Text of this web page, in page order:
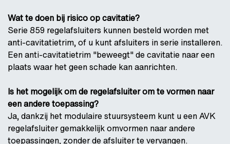
Wat te doen bij risico op cavitatie?
Serie 859 regelafsluiters kunnen besteld worden met
anti-cavitatietrim, of u kunt afsluiters in serie installeren.
Een anti-cavitatietrim "beweegt" de cavitatie naar een
plaats waar het geen schade kan aanrichten.
Is het mogelijk om de regelafsluiter om te vormen naar
een andere toepassing?
Ja, dankzij het modulaire stuursysteem kunt u een AVK
regelafsluiter gemakkelijk omvormen naar andere
toepassingen, zonder de afsluiter te vervangen.